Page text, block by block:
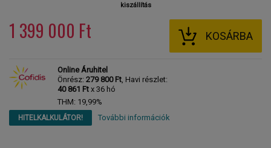
kiszállítás
1 399 000 Ft KOSÁRBA
Online Áruhitel
Önrész: 279 800 Ft, Havi részlet:
40 861 Ft x 36 hó
THM: 19,99%
HITELKALKULÁTOR! További információk